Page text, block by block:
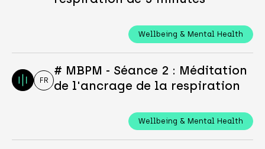
Wellbeing & Mental Health
FR
# MBPM - Séance 2 : Méditation
de l'ancrage de la respiration
Wellbeing & Mental Health